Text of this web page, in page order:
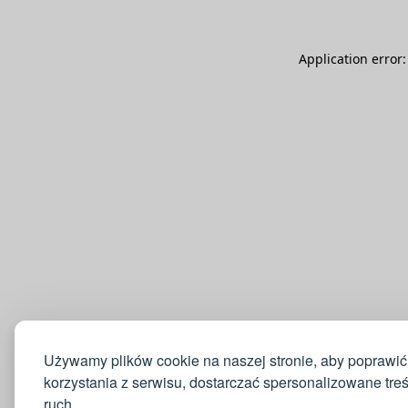
Używamy plików cookie na naszej stronie, aby
korzystania z serwisu, dostarczać spersonalizowane
Application